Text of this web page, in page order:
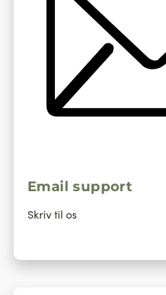
Email support
Skriv til os